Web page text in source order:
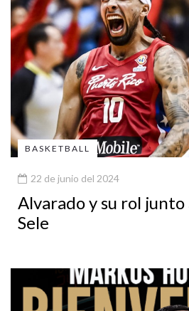
BASKETBALL
22 de junio del 2024
Alvarado y su rol junto
Sele